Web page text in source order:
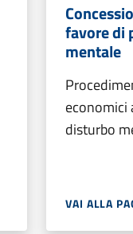
favore di
mentale
economici
disturbo
VAI ALLA